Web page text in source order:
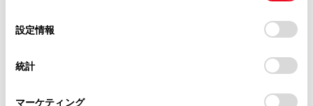
デバイスにすべてのCookie(クッキー)が保存されることに同
意したことになります。Cookie(クッキー)のオプトアウト、
設定の変更、同意を撤回したりするにあたっては、当社の
「Cookie（クッキー）情報の取り扱いについて
」をご覧くだ
設定情報
統計
マーケティング
サポカー